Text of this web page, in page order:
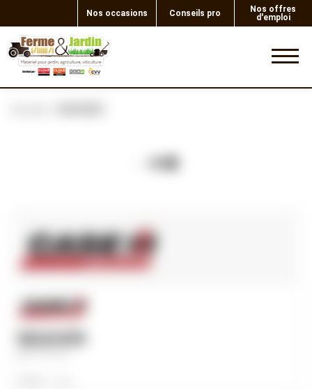
Nos occasions Conseils pro
Nos offres
d'emploi
Ref. Q116